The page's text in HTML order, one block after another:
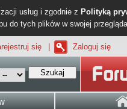
usług i zgodnie z Polityką
do tych plików w swojej
się Zaloguj się
Szukaj